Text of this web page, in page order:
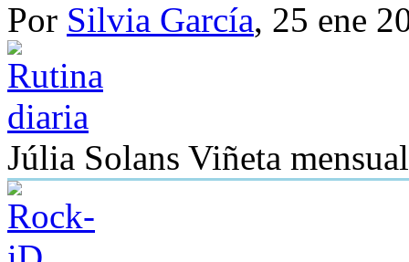
Por Silvia García, 25 ene
Júlia Solans Viñeta mensual